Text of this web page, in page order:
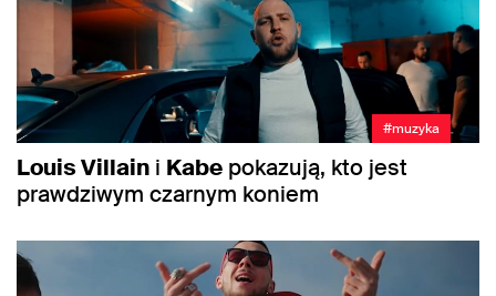
#muzyka
Louis Villain i Kabe pokazują, kto jest
prawdziwym czarnym koniem